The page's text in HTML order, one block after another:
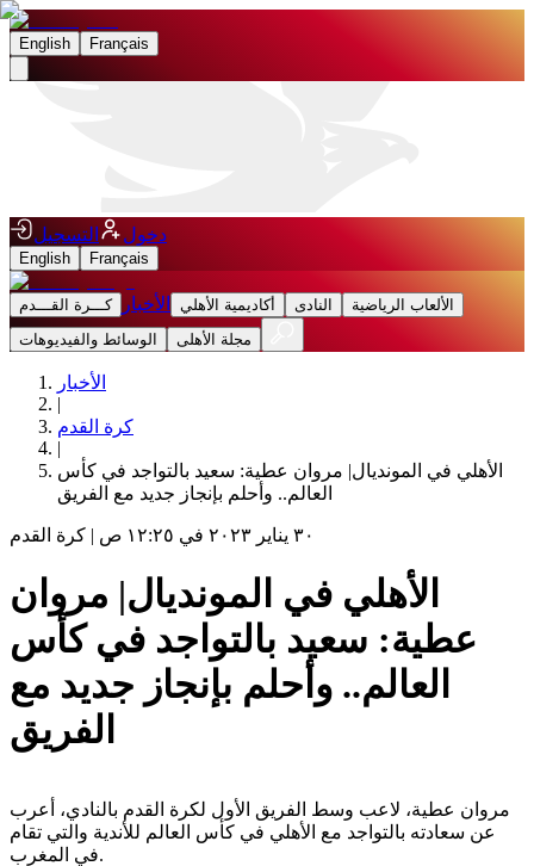
English Français
دخول التسجيل
English Français
كـــرة القـــدم الأخبار أكاديمية الأهلي النادى
الألعاب الرياضية
الوسائط والفيديوهات
مجلة الأهلى
الأخبار
|
كرة القدم
|
الأهلي في المونديال| مروان عطية: سعيد بالتواجد في كأس
العالم.. وأحلم بإنجاز جديد مع الفريق
٣٠ يناير ٢٠٢٣ في ١٢:٢٥ ص | كرة القدم
الأهلي في المونديال| مروان
عطية: سعيد بالتواجد في كأس
العالم.. وأحلم بإنجاز جديد مع
الفريق
مروان عطية، لاعب وسط الفريق الأول لكرة القدم بالنادي، أعرب
عن سعادته بالتواجد مع الأهلي في كأس العالم للأندية والتي تقام
في المغرب.